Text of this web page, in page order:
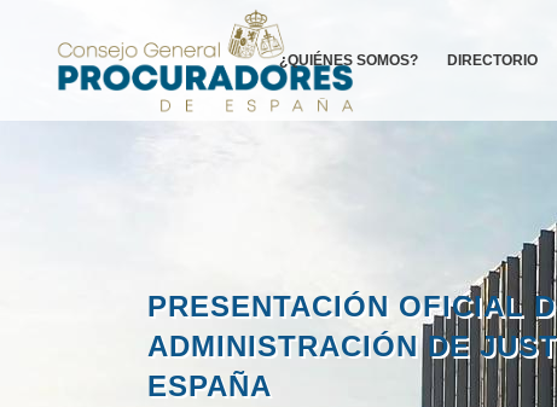
¿QUIÉNES SOMOS? DIRECTORIO
PRESENTACIÓN OFICIAL
ADMINISTRACIÓN DE
ESPAÑA